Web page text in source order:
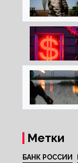
Метки
БАНК РОССИИ